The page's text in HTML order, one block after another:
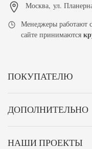
Москва, ул.
Менеджеры работают с
сайте принимаются
ПОКУПАТЕЛЮ
ДОПОЛНИТЕЛЬНО
НАШИ ПРОЕКТЫ